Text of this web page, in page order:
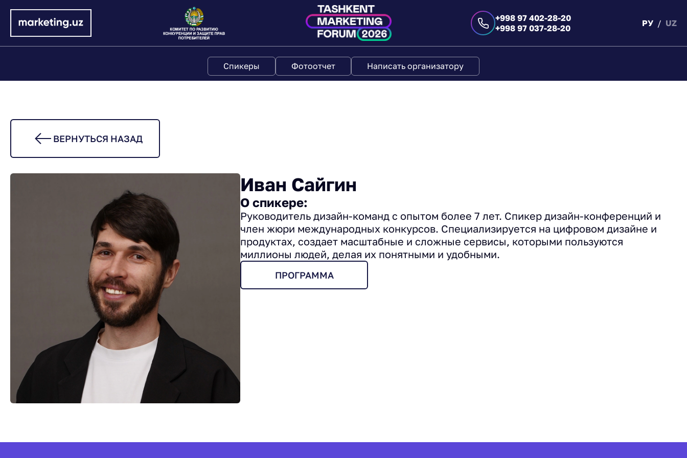
+998 97 402-28-20
+998 97 037-28-20
РУ UZ
Спикеры Фотоотчет Написать организатору
ВЕРНУТЬСЯ НАЗАД
Иван Сайгин
О спикере:
Руководитель дизайн-команд с опытом более 7 лет. Спикер дизайн-конференций и
член жюри международных конкурсов. Специализируется на цифровом дизайне и
продуктах, создает масштабные и сложные сервисы, которыми пользуются
миллионы людей, делая их понятными и удобными.
ПРОГРАММА